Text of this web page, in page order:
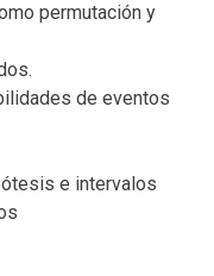
permutación y
de eventos
e intervalos